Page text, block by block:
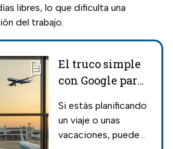
libres, lo que dificulta una
del trabajo.
El truco simple
con Google para
vuelos más
baratos
Si estás planificando
un viaje o unas
vacaciones, puedes